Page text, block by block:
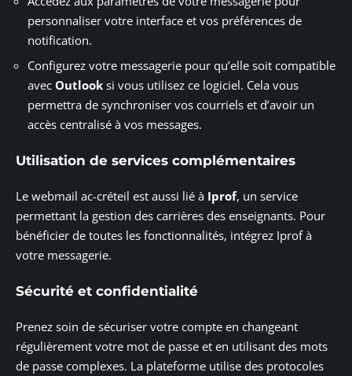
personnaliser votre interface et vos préférences de
notification.
Configurez votre messagerie pour qu’elle soit compatible
avec Outlook si vous utilisez ce logiciel. Cela vous
permettra de synchroniser vos courriels et d’avoir un
accès centralisé à vos messages.
Utilisation de services complémentaires
Le webmail ac-créteil est aussi lié à Iprof, un service
permettant la gestion des carrières des enseignants. Pour
bénéficier de toutes les fonctionnalités, intégrez Iprof à
votre messagerie.
Sécurité et confidentialité
Prenez soin de sécuriser votre compte en changeant
régulièrement votre mot de passe et en utilisant des mots
de passe complexes. La plateforme utilise des protocoles